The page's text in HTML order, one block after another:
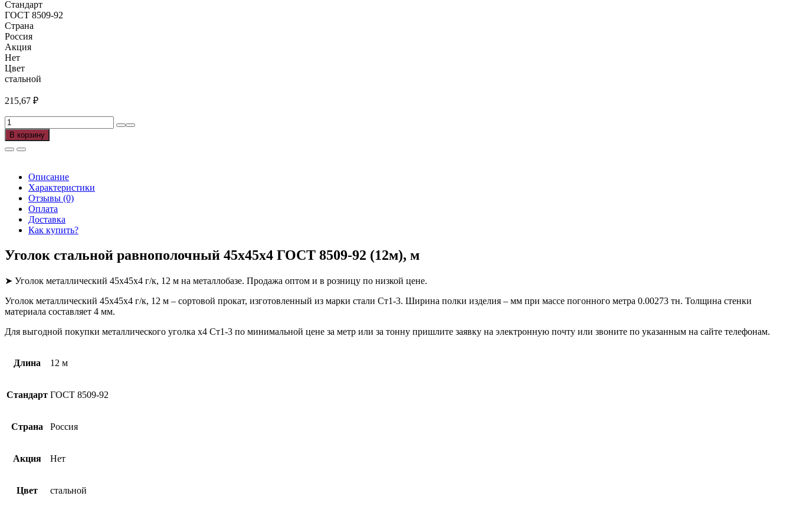
Стандарт
ГОСТ 8509-92
Страна
Россия
Акция
Нет
Цвет
стальной
215,67 ₽
Количество
товара
Уголок
стальной
ГОСТ
8509-
(12м),
В корзину
Описание
Характеристики
Отзывы (0)
Оплата
Доставка
Как купить?
Уголок стальной равнополочный 45х45х4 ГОСТ 8509-92 (12м), м
➤ Уголок металлический 45х45х4 г/к, 12 м на металлобазе. Продажа оптом и в розницу по низкой цене.
Уголок металлический 45х45х4 г/к, 12 м – сортовой прокат, изготовленный из марки стали Ст1-3. Ширина полки изделия – мм при массе погонного метра 0.00273 тн. Толщина стенки
материала составляет 4 мм.
Для выгодной покупки металлического уголка х4 Ст1-3 по минимальной цене за метр или за тонну пришлите заявку на электронную почту или звоните по указанным на сайте телефонам.
Длина 12 м
Стандарт ГОСТ 8509-92
Страна Россия
Акция Нет
Цвет стальной